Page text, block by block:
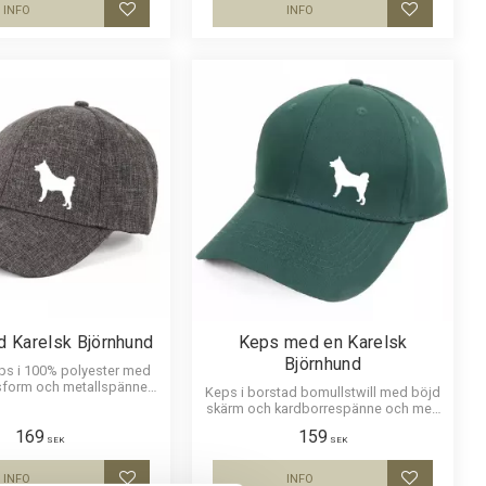
Lägg till i favoriter
INFO
Lägg till i
INFO
Karelsk Björnhund
i 100% polyester med
och metallspänne.
169 SEK
INFO
Keps med en Karelsk
Björnhund
Keps i borstad bomullstwill med böjd
skärm och kardborrespänne och med
Björnhund.
159 SEK
INFO